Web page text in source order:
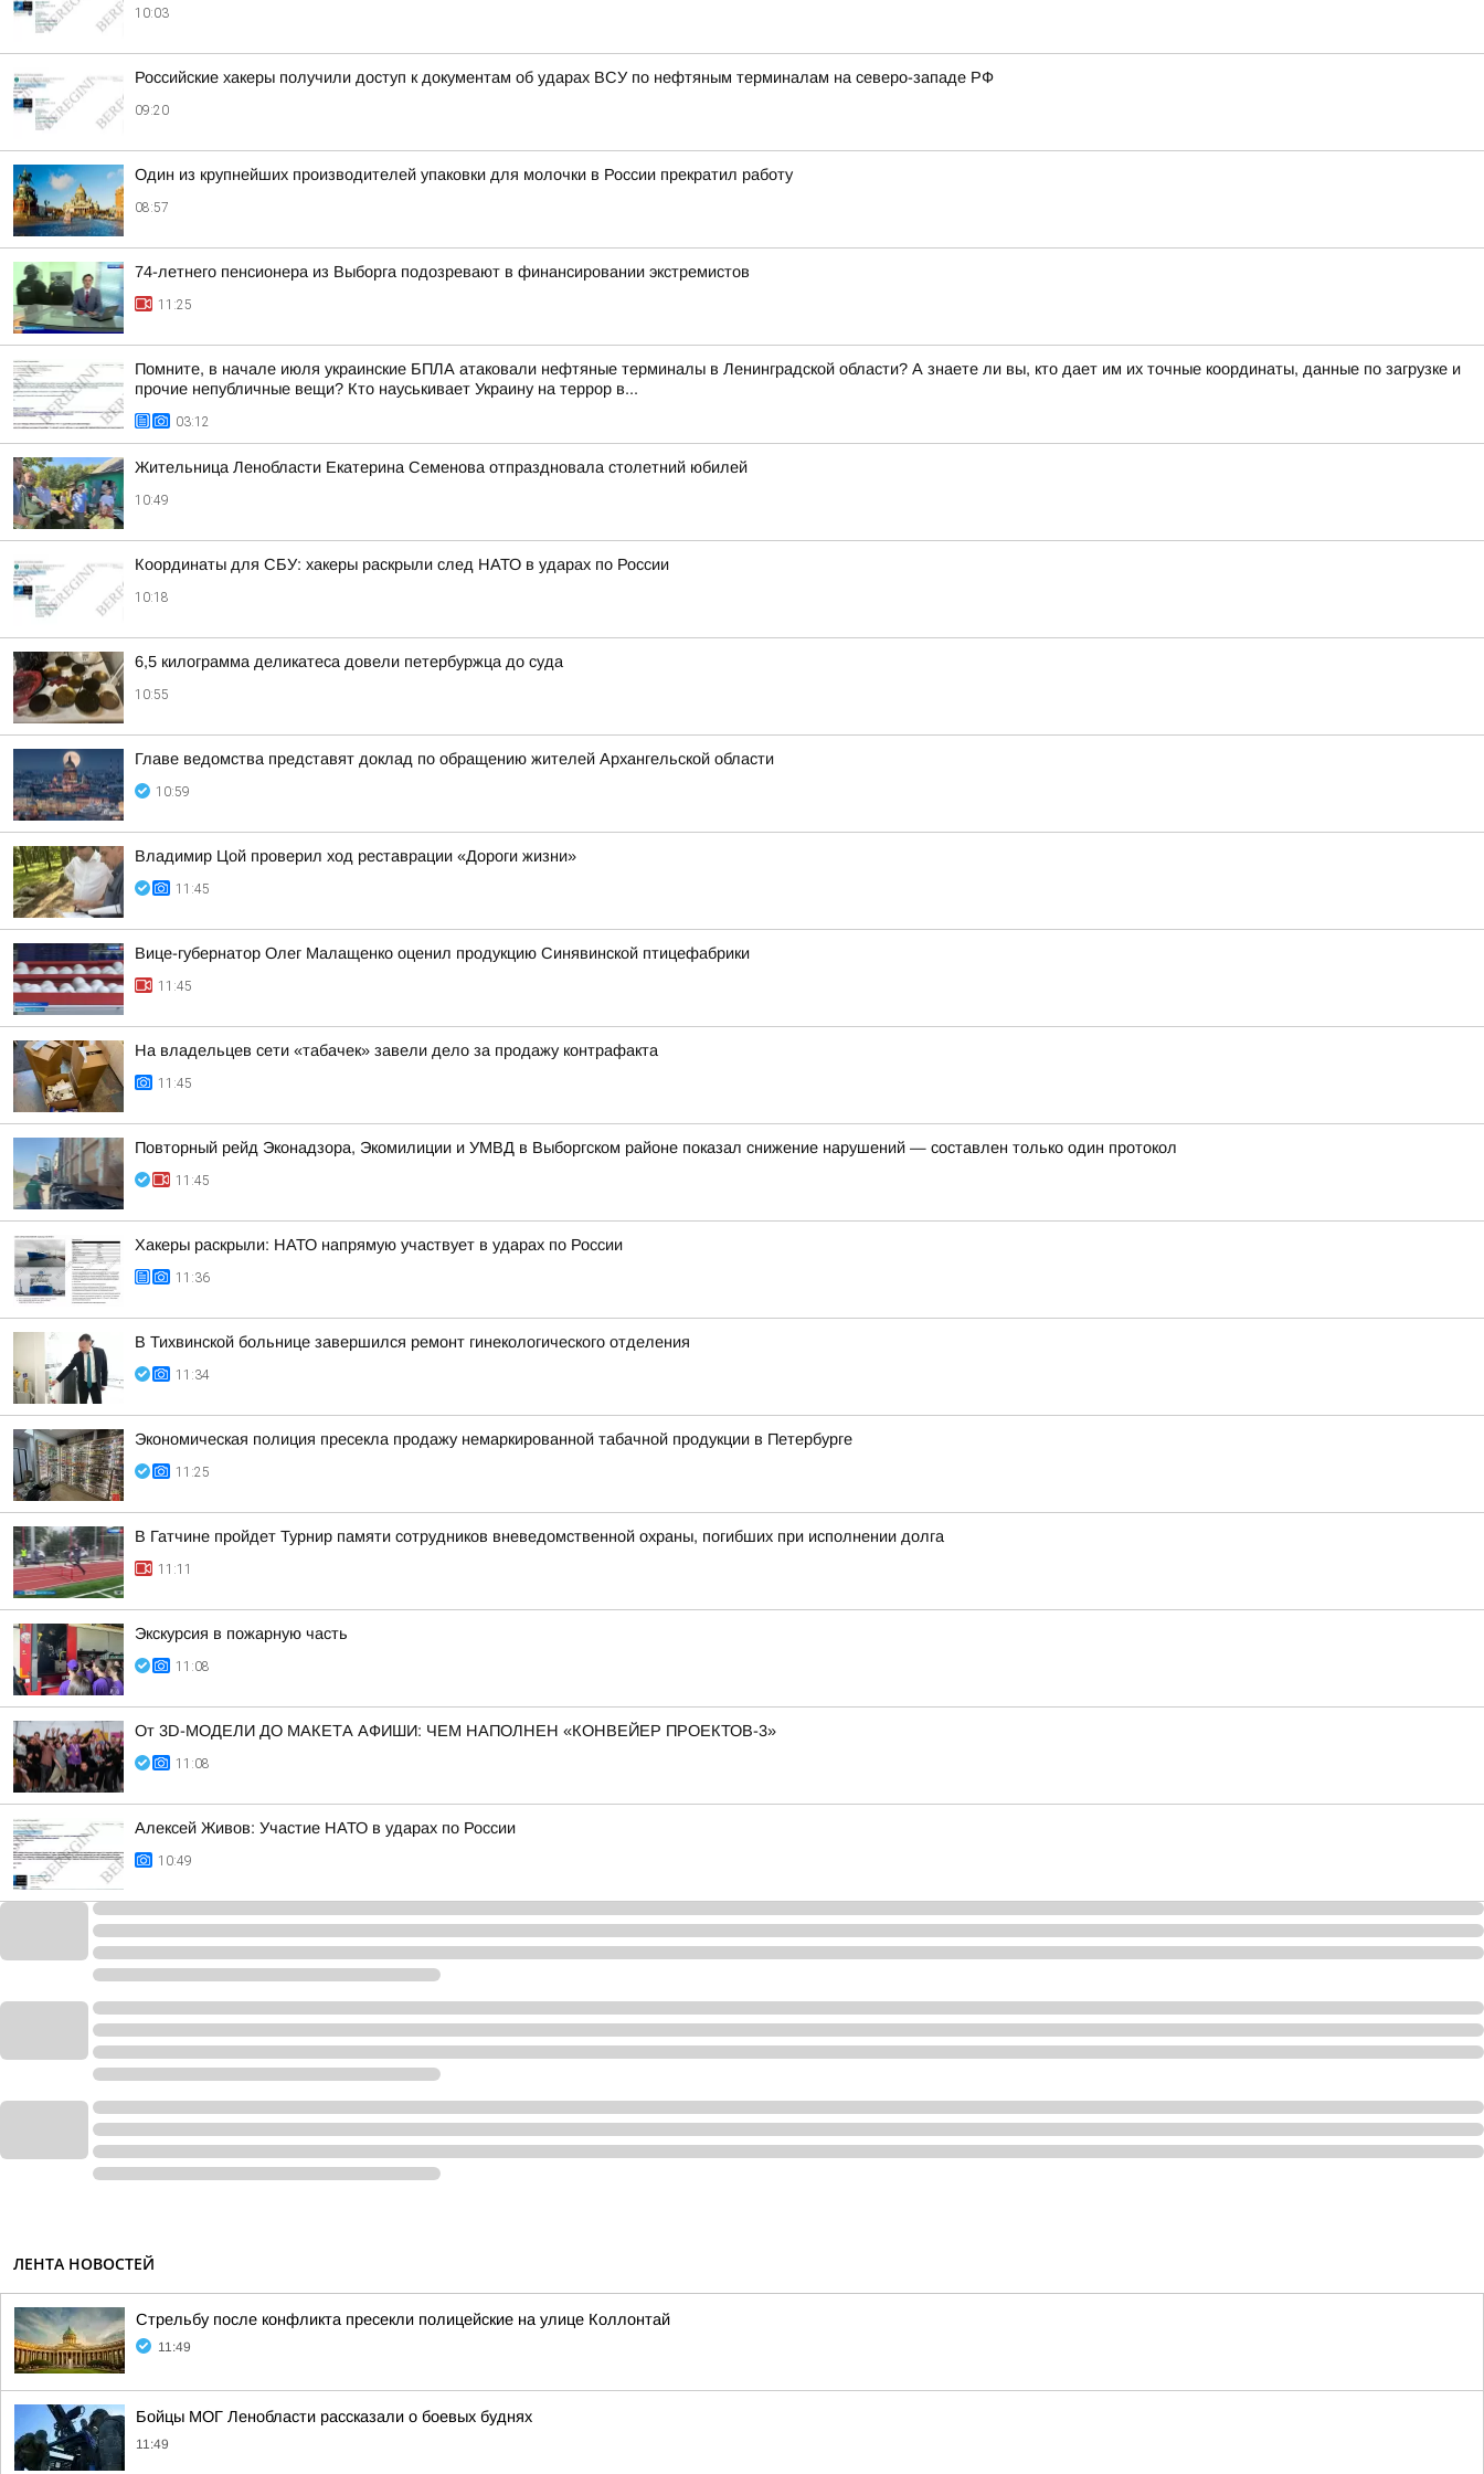
10:03
Российские хакеры получили доступ к документам об ударах ВСУ по нефтяным терминалам на северо-западе РФ
09:20
Один из крупнейших производителей упаковки для молочки в России прекратил работу
08:57
74-летнего пенсионера из Выборга подозревают в финансировании экстремистов
11:25
Помните, в начале июля украинские БПЛА атаковали нефтяные терминалы в Ленинградской области? А знаете ли вы, кто дает им их точные координаты, данные по загрузке и
прочие непубличные вещи? Кто науськивает Украину на террор в...
03:12
Жительница Ленобласти Екатерина Семенова отпраздновала столетний юбилей
10:49
Координаты для СБУ: хакеры раскрыли след НАТО в ударах по России
10:18
6,5 килограмма деликатеса довели петербуржца до суда
10:55
Главе ведомства представят доклад по обращению жителей Архангельской области
10:59
Владимир Цой проверил ход реставрации «Дороги жизни»
11:45
Вице-губернатор Олег Малащенко оценил продукцию Синявинской птицефабрики
11:45
На владельцев сети «табачек» завели дело за продажу контрафакта
11:45
Повторный рейд Эконадзора, Экомилиции и УМВД в Выборгском районе показал снижение нарушений — составлен только один протокол
11:45
Хакеры раскрыли: НАТО напрямую участвует в ударах по России
11:36
В Тихвинской больнице завершился ремонт гинекологического отделения
11:34
Экономическая полиция пресекла продажу немаркированной табачной продукции в Петербурге
11:25
В Гатчине пройдет Турнир памяти сотрудников вневедомственной охраны, погибших при исполнении долга
11:11
Экскурсия в пожарную часть
11:08
От 3D-МОДЕЛИ ДО МАКЕТА АФИШИ: ЧЕМ НАПОЛНЕН «КОНВЕЙЕР ПРОЕКТОВ-3»
11:08
Алексей Живов: Участие НАТО в ударах по России
10:49
ЛЕНТА НОВОСТЕЙ
Стрельбу после конфликта пресекли полицейские на улице Коллонтай
11:49
Бойцы МОГ Ленобласти рассказали о боевых буднях
11:49